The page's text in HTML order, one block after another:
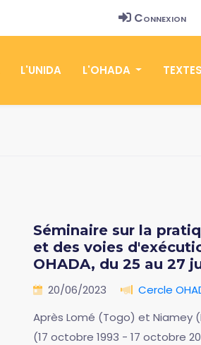
Connexion
L'UNIDA L'OHADA
Séminaire sur la
et des voies
OHADA, du 25 au 27
20/06/2023 Cercle
Après Lomé (Togo) et Niamey
(17 octobre 1993 - 17 octobre